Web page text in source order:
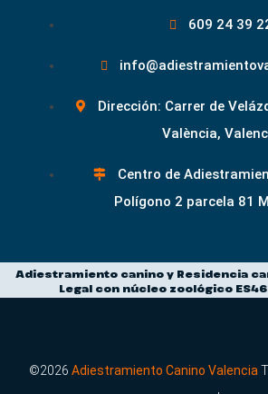
609 24 39
Dirección: Carrer de
València,
Centro de
Polígono 2 parcela 81
Adiestramiento canino y Residencia
Legal con núcleo zoológico
©2026 Adiestramiento Canino Valencia